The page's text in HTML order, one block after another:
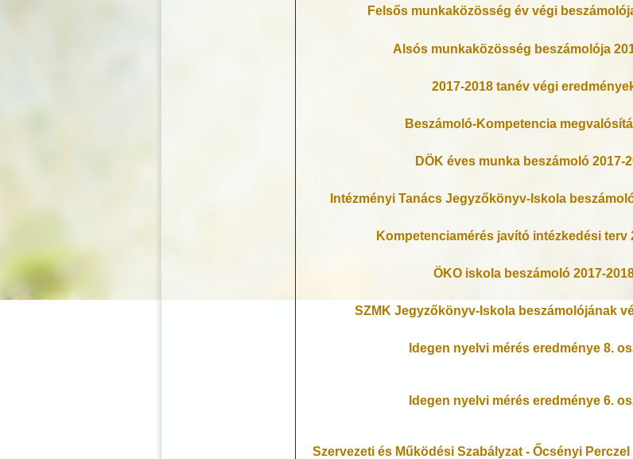
Felsős munkaközösség év végi
Alsós munkaközösség beszámolója
2017-2018 tanév végi
Beszámoló-Kompetencia
DÖK éves munka beszámoló 2017-
Intézményi Tanács Jegyzőkönyv-Iskola
Kompetenciamérés javító intézkedési terv
ÖKO iskola beszámoló 2017-
SZMK Jegyzőkönyv-Iskola beszámolójának
Idegen nyelvi mérés eredménye 8.
Idegen nyelvi mérés eredménye 6.
Szervezeti és Működési Szabályzat - Őcsényi